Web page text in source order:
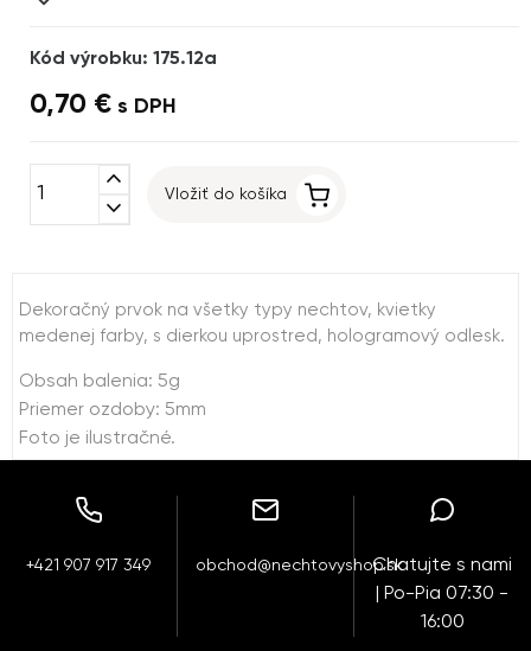
Kód výrobku: 175.12a
0,70 € s DPH
expand_less
expand_more
Vložiť do košíka
Dekoračný prvok na všetky typy nechtov, kvietky
medenej farby, s dierkou uprostred, hologramový odlesk.
Obsah balenia: 5g
Priemer ozdoby: 5mm
Foto je ilustračné.
+421 907 917 349 obchod@nechtovyshop.skChatujte s nami
| Po-Pia 07:30 -
16:00